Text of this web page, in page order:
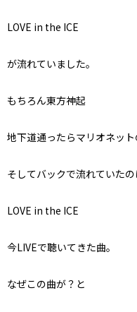
LOVE in the ICE
が流れていました。
もちろん東方神起
地下道通ったらマリオネッ
そしてバックで流れていた
LOVE in the ICE
今LIVEで聴いてきた曲。
なぜこの曲が？と